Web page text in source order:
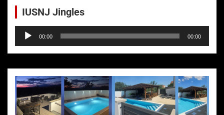
IUSNJ Jingles
Audio-
Player
00:00 00:00